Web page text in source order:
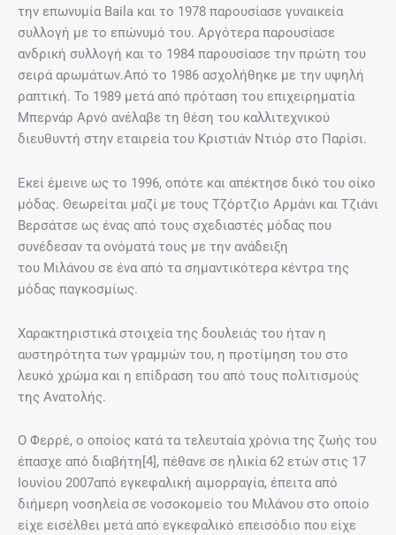
την επωνυμία Baila και το 1978 παρουσίασε γυναικεία
συλλογή με το επώνυμό του. Αργότερα παρουσίασε
ανδρική συλλογή και το 1984 παρουσίασε την πρώτη του
σειρά αρωμάτων.Από το 1986 ασχολήθηκε με την υψηλή
ραπτική. Το 1989 μετά από πρόταση του επιχειρηματία
Μπερνάρ Αρνό ανέλαβε τη θέση του καλλιτεχνικού
διευθυντή στην εταιρεία του Κριστιάν Ντιόρ στο Παρίσι.
Εκεί έμεινε ως το 1996, οπότε και απέκτησε δικό του οίκο
μόδας. Θεωρείται μαζί με τους Τζόρτζιο Αρμάνι και Τζιάνι
Βερσάτσε ως ένας από τους σχεδιαστές μόδας που
συνέδεσαν τα ονόματά τους με την ανάδειξη
του Μιλάνου σε ένα από τα σημαντικότερα κέντρα της
μόδας παγκοσμίως.
Χαρακτηριστικά στοιχεία της δουλειάς του ήταν η
αυστηρότητα των γραμμών του, η προτίμηση του στο
λευκό χρώμα και η επίδραση του από τους πολιτισμούς
της Ανατολής.
Ο Φερρέ, ο οποίος κατά τα τελευταία χρόνια της ζωής του
έπασχε από διαβήτη[4], πέθανε σε ηλικία 62 ετών στις 17
Ιουνίου 2007από εγκεφαλική αιμορραγία, έπειτα από
διήμερη νοσηλεία σε νοσοκομείο του Μιλάνου στο οποίο
είχε εισέλθει μετά από εγκεφαλικό επεισόδιο που είχε